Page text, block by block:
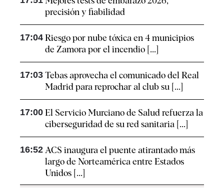
precisión y fiabilidad
17:04 Riesgo por nube tóxica en 4 municipios
de Zamora por el incendio [...]
17:03 Tebas aprovecha el comunicado del Real
Madrid para reprochar al club su [...]
17:00 El Servicio Murciano de Salud refuerza la
ciberseguridad de su red sanitaria [...]
16:52 ACS inaugura el puente atirantado más
largo de Norteamérica entre Estados
Unidos [...]